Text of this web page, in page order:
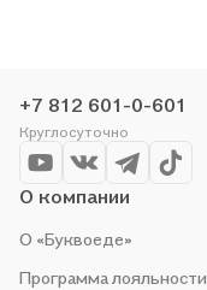
+7 812 601-0-601
Круглосуточно
О компании
О «Буквоеде»
Программа лояльности